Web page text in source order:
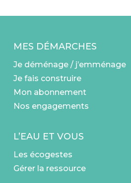
MES DÉMARCHES
Je déménage / j’emménage
Je fais construire
Mon abonnement
Nos engagements
L’EAU ET VOUS
Les écogestes
Gérer la ressource